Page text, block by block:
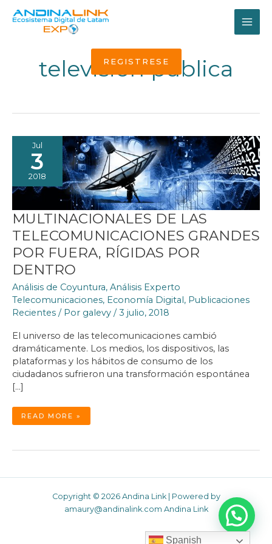
contenido
REGISTRESE
televisión pública
Jul
3
2018
MULTINACIONALES DE LAS
TELECOMUNICACIONES GRANDES
POR FUERA, RÍGIDAS POR
DENTRO
Análisis de Coyuntura, Análisis Experto
Telecomunicaciones, Economía Digital, Publicaciones
Recientes / Por galevy /3 julio, 2018
El universo de las telecomunicaciones cambió
dramáticamente. Los medios, los dispositivos, las
plataformas y los hábitos de consumo de los
ciudadanos sufrieron una transformación espontánea
[…]
MULTINACIONALES
LAS
FUERA,
READ MORE »
Copyright © 2026 Andina Link | Powered by
amaury@andinalink.com Andina Link
Spanish